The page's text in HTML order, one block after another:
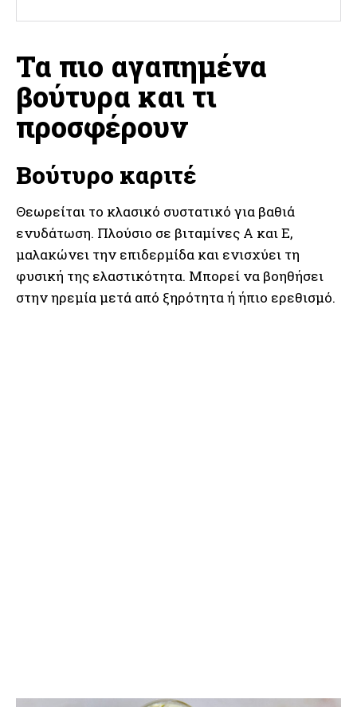
Τα πιο αγαπημένα
βούτυρα και τι
προσφέρουν
Βούτυρο καριτέ
Θεωρείται το κλασικό συστατικό για βαθιά
ενυδάτωση. Πλούσιο σε βιταμίνες Α και Ε,
μαλακώνει την επιδερμίδα και ενισχύει τη
φυσική της ελαστικότητα. Μπορεί να βοηθήσει
στην ηρεμία μετά από ξηρότητα ή ήπιο ερεθισμό.